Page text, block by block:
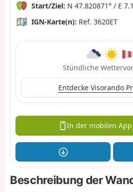
Start/Ziel: N 47.820871° / E
IGN-Karte(n): Ref. 3620ET
Stündliche
Entdecke Visorando
In der mobilen
Beschreibung der